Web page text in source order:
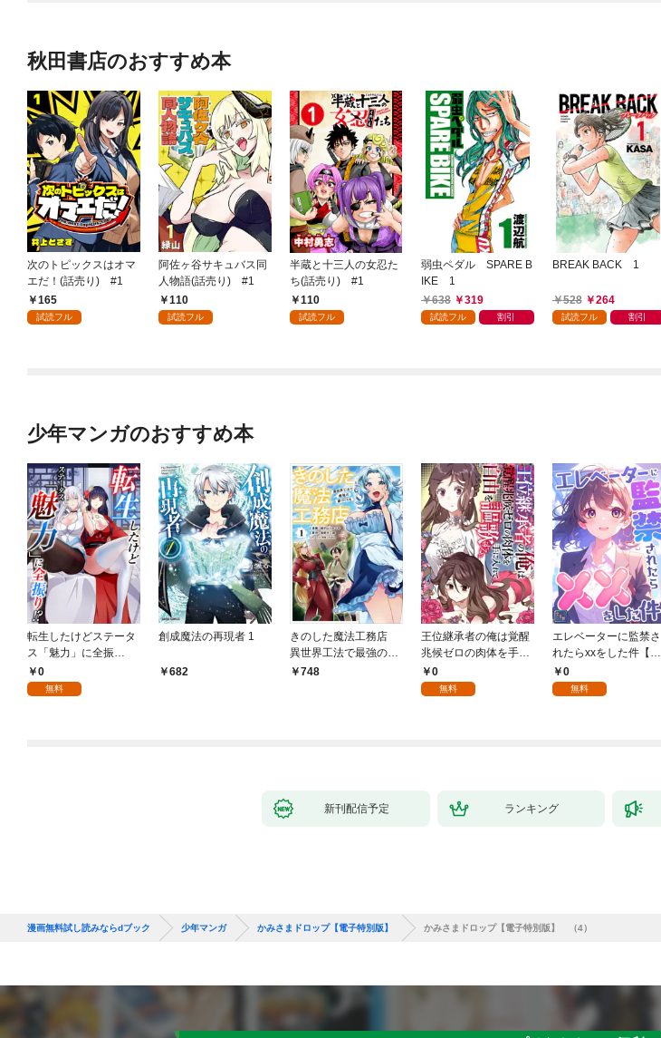
秋田書店のおすすめ本
次のトピックスはオマ
エだ！(話売り) #1
165
試読フル
阿佐ヶ谷サキュバス同
人物語(話売り) #1
110
試読フル
半蔵と十三人の女忍た
ち(話売り) #1
110
試読フル
弱虫ペダル SPARE B
IKE 1
638
319
試読フル 割引
BREAK BACK 1
528 264
試読フル 割引
少年マンガのおすすめ本
転生したけどステータ
ス「魅力」に全振
り！？(1)
0
無料
創成魔法の再現者 1
682
きのした魔法工務店
異世界工法で最強の家
づくりを（コミック）
748
王位継承者の俺は覚醒
兆候ゼロの肉体を手に
入れて自由を謳歌す
る。1
0
無料
エレベーターに監禁さ
れたらxxをした件【全
年齢版】(1)
0
無料
新刊配信予定 ランキング
漫画無料試し読みならdブック 少年マンガ かみさまドロップ【電子特別版】 かみさまドロップ【電子特別版】 （4）